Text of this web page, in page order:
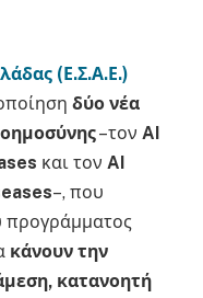
(Ε.Σ.Α.Ε.)
δύο νέα
–τον AI
και τον AI
–, που
προγράμματος
κάνουν την
κατανοητή